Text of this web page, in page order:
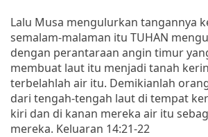
Lalu Musa mengulurkan tangannya
semalam-malaman itu TUHAN
dengan perantaraan angin timur
membuat laut itu menjadi tanah
terbelahlah air itu. Demikianlah
dari tengah-tengah laut di tempat
kiri dan di kanan mereka air itu
mereka. Keluaran 14:21-22